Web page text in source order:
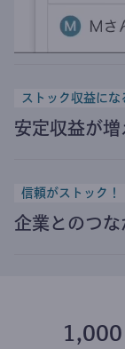
ストック収益にな
安定収益が増
信頼がストック！
企業とのつな
1,000